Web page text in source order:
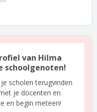
van Hilma
schoolgenoten!
je scholen terugvinden
je docenten en
en begin meteen!